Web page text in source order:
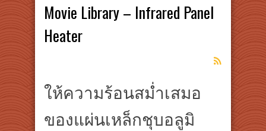
Movie Library – Infrared Panel
Heater
ให้ความร้อนสม่ำเสมอ
ของแผ่นเหล็กชุบอลูมิ